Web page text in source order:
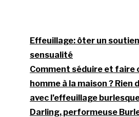
Effeuillage: ôter un
sensualité
Comment séduire et faire
homme à la maison ? Rien
avec l’effeuillage
Darling, performeuse